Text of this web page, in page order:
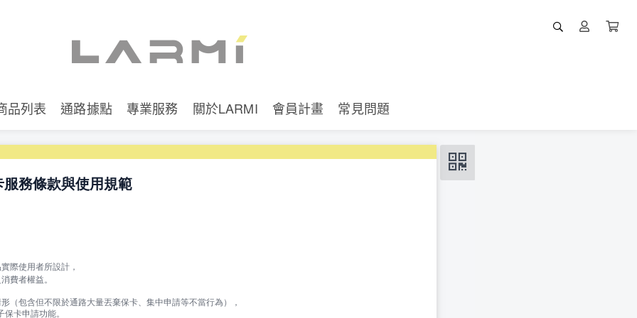
品列表 通路據點 專業服務 關於LARMI 會員計畫 常見問題